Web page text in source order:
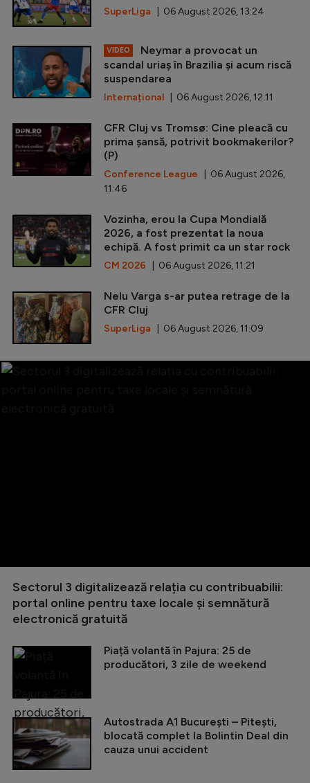
SuperLiga | 06 August 2026, 13:24
VIDEO
Neymar a provocat un
scandal uriaș în Brazilia și acum riscă
suspendarea
Internațional | 06 August 2026, 12:11
CFR Cluj vs Tromsø: Cine pleacă cu
prima șansă, potrivit bookmakerilor?
(P)
Conference League | 06 August 2026,
11:46
Vozinha, erou la Cupa Mondială
2026, a fost prezentat la noua
echipă. A fost primit ca un star rock
CM 2026 | 06 August 2026, 11:21
Nelu Varga s-ar putea retrage de la
CFR Cluj
SuperLiga | 06 August 2026, 11:09
Sectorul 3 digitalizează relația cu contribuabilii:
portal online pentru taxe locale și semnătură
electronică gratuită
Piață volantă în Pajura: 25 de
producători, 3 zile de weekend
Autostrada A1 București – Pitești,
blocată complet la Bolintin Deal din
cauza unui accident